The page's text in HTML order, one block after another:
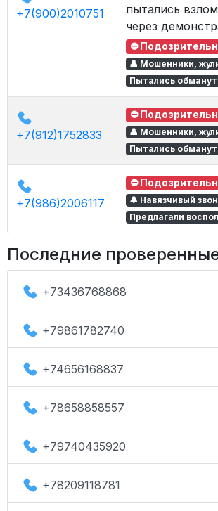
+7(900)2010751
пытались
через
⛔
👤 Мошенники,
Пытались
+7(912)1752833
⛔
👤 Мошенники,
Пытались
+7(986)2006117
⛔
🔔 Навязчивый
Предлагали
Последние
+73436768868
+79861782740
+74656168837
+78658858557
+79740435920
+78209118781